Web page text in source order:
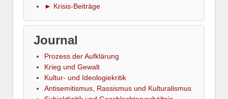
► Krisis-Beiträge
Journal
Prozess der Aufklärung
Krieg und Gewalt
Kultur- und Ideologiekritik
Antisemitismus, Rassismus und Kulturalismus